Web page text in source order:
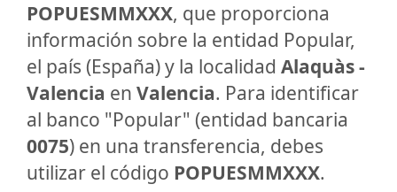
POPUESMMXXX, que proporciona
información sobre la entidad Popular,
el país (España) y la localidad Alaquàs -
Valencia en Valencia. Para identificar
al banco "Popular" (entidad bancaria
0075) en una transferencia, debes
utilizar el código POPUESMMXXX.